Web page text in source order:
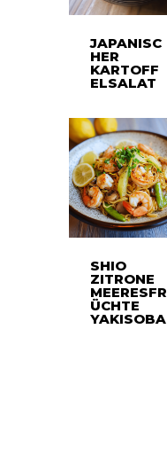
JAPANISC
HER
KARTOFF
ELSALAT
SHIO
ZITRONE
MEERESFR
ÜCHTE
YAKISOBA